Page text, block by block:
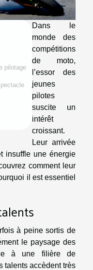
pilotage
Dans le
monde des
compétitions
de moto,
l’essor des
jeunes
pilotes
suscite un
intérêt
croissant.
Leur arrivée
insuffle une énergie
comment leur
il est essentiel
à peine sortis de
le paysage des
à une filière de
talents accèdent très